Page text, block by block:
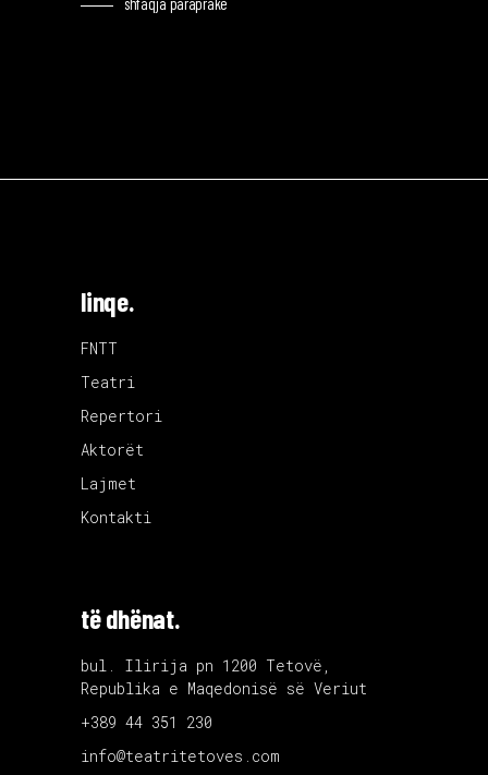
linqe.
FNTT
Teatri
Repertori
Aktorët
Lajmet
Kontakti
të dhënat.
bul. Ilirija pn 1200 Tetovë,
Republika e Maqedonisë së Veriut
+389 44 351 230
info@teatritetoves.com